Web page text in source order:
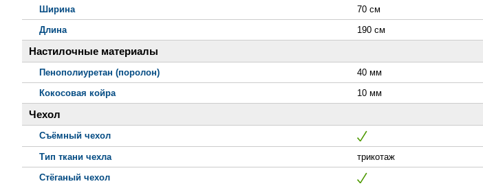
Ширина
70 см
Длина
190 см
Настилочные материалы
Пенополиуретан (поролон)
40 мм
Кокосовая койра
10 мм
Чехол
Съёмный чехол
Тип ткани чехла
трикотаж
Стёганый чехол